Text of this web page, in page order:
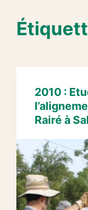
2010 :
Rairé à